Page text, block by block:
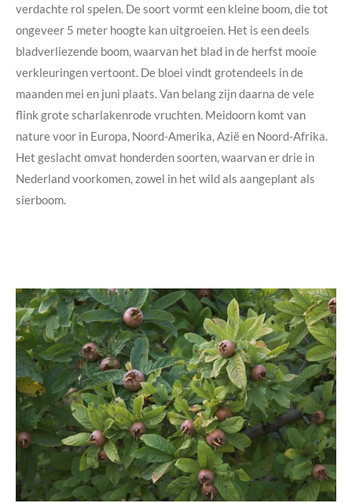
verdachte rol spelen. De soort vormt een kleine boom, die tot
ongeveer 5 meter hoogte kan uitgroeien. Het is een deels
bladverliezende boom, waarvan het blad in de herfst mooie
verkleuringen vertoont. De bloei vindt grotendeels in de
maanden mei en juni plaats. Van belang zijn daarna de vele
flink grote scharlakenrode vruchten. Meidoorn komt van
nature voor in Europa, Noord-Amerika, Azië en Noord-Afrika.
Het geslacht omvat honderden soorten, waarvan er drie in
Nederland voorkomen, zowel in het wild als aangeplant als
sierboom.